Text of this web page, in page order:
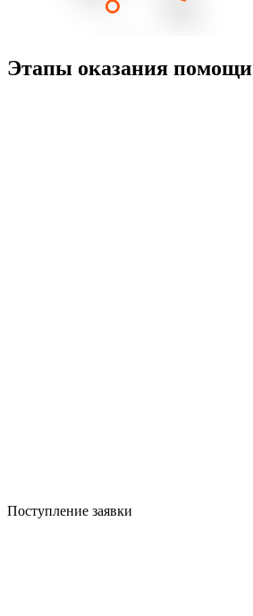
Этапы оказания помощи
Поступление заявки